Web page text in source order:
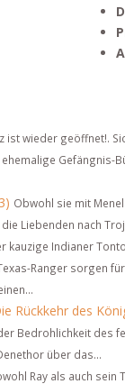
ist wieder geöffnet!.
Gefängnis-
Obwohl sie mit
Liebenden nach
kauzige Indianer
Ranger sorgen
Rückkehr des
Bedrohlichkeit des
über das...
Ray als auch sein